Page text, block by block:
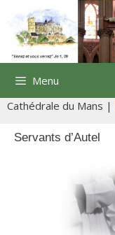
contenu
Menu
Cathédrale du Mans |
Servants d’Autel